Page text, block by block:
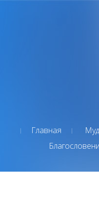
Главная